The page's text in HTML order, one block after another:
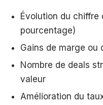
Évolution du chiffre
pourcentage)
Gains de marge ou
Nombre de deals
valeur
Amélioration du